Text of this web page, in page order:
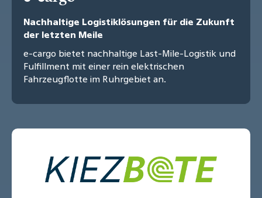
Nachhaltige Logistiklösungen für die Zukunft
der letzten Meile
e-cargo bietet nachhaltige Last-Mile-Logistik und
Fulfillment mit einer rein elektrischen
Fahrzeugflotte im Ruhrgebiet an.